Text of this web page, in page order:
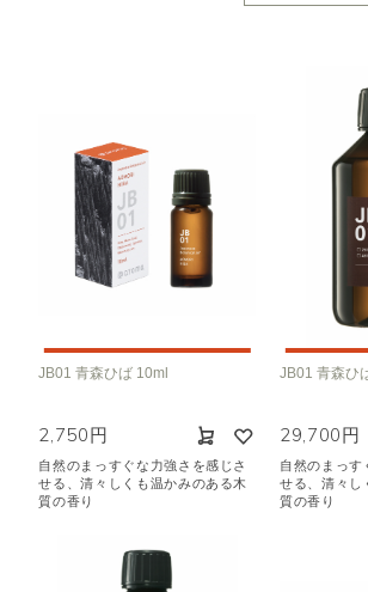
※一つお選びくだ
オイル10ml 大容量オイル250/450ml
ピエゾ専用オイル
ブランチ・スティック専用オイル
空気清浄･消臭 眠り
おもてなし
シトラス
JB01 青森ひば 10ml
2,750円
自然のまっすぐな力強さを感じさ
せる、清々しくも温かみのある木
質の香り
JB01 青森ひ
29,700円
自然のまっす
せる、清々し
質の香り